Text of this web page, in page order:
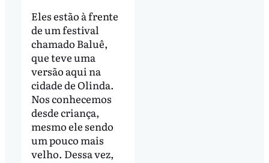
Eles estão à frente
de um festival
chamado Baluê,
que teve uma
versão aqui na
cidade de Olinda.
Nos conhecemos
desde criança,
mesmo ele sendo
um pouco mais
velho. Dessa vez,